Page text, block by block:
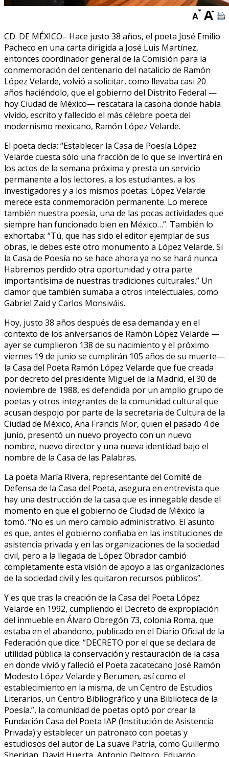
CD. DE MÉXICO.- Hace justo 38 años, el poeta José Emilio
Pacheco en una carta dirigida a José Luis Martínez,
entonces coordinador general de la Comisión para la
conmemoración del centenario del natalicio de Ramón
López Velarde, volvió a solicitar, como llevaba casi 20
años haciéndolo, que el gobierno del Distrito Federal —
hoy Ciudad de México— rescatara la casona donde había
vivido, escrito y fallecido el más célebre poeta del
modernismo mexicano, Ramón López Velarde.
El poeta decía: “Establecer la Casa de Poesía López
Velarde cuesta sólo una fracción de lo que se invertirá en
los actos de la semana próxima y presta un servicio
permanente a los lectores, a los estudiantes, a los
investigadores y a los mismos poetas. López Velarde
merece esta conmemoración permanente. Lo merece
también nuestra poesía, una de las pocas actividades que
siempre han funcionado bien en México…”. También lo
exhortaba: “Tú, que has sido el editor ejemplar de sus
obras, le debes este otro monumento a López Velarde. Si
la Casa de Poesía no se hace ahora ya no se hará nunca.
Habremos perdido otra oportunidad y otra parte
importantísima de nuestras tradiciones culturales.” Un
clamor que también sumaba a otros intelectuales, como
Gabriel Zaid y Carlos Monsiváis.
Hoy, justo 38 años después de esa demanda y en el
contexto de los aniversarios de Ramón López Velarde —
ayer se cumplieron 138 de su nacimiento y el próximo
viernes 19 de junio se cumplirán 105 años de su muerte—
la Casa del Poeta Ramón López Velarde que fue creada
por decreto del presidente Miguel de la Madrid, el 30 de
noviembre de 1988, es defendida por un amplio grupo de
poetas y otros integrantes de la comunidad cultural que
acusan despojo por parte de la secretaria de Cultura de la
Ciudad de México, Ana Francis Mor, quien el pasado 4 de
junio, presentó un nuevo proyecto con un nuevo
nombre, nuevo director y una nueva identidad bajo el
nombre de la Casa de las Palabras.
La poeta María Rivera, representante del Comité de
Defensa de la Casa del Poeta, asegura en entrevista que
hay una destrucción de la casa que es innegable desde el
momento en que el gobierno de Ciudad de México la
tomó. “No es un mero cambio administrativo. El asunto
es que, antes el gobierno confiaba en las instituciones de
asistencia privada y en las organizaciones de la sociedad
civil, pero a la llegada de López Obrador cambió
completamente esta visión de apoyo a las organizaciones
de la sociedad civil y les quitaron recursos públicos”.
Y es que tras la creación de la Casa del Poeta López
Velarde en 1992, cumpliendo el Decreto de expropiación
del inmueble en Álvaro Obregón 73, colonia Roma, que
estaba en el abandono, publicado en el Diario Oficial de la
Federación que dice: “DECRETO por el que se declara de
utilidad pública la conservación y restauración de la casa
en donde vivió y falleció el Poeta zacatecano José Ramón
Modesto López Velarde y Berumen, así como el
establecimiento en la misma, de un Centro de Estudios
Literarios, un Centro Bibliográfico y una Biblioteca de la
Poesía.”, la comunidad de poetas optó por crear la
Fundación Casa del Poeta IAP (Institución de Asistencia
Privada) y establecer un patronato con poetas y
estudiosos del autor de La suave Patria, como Guillermo